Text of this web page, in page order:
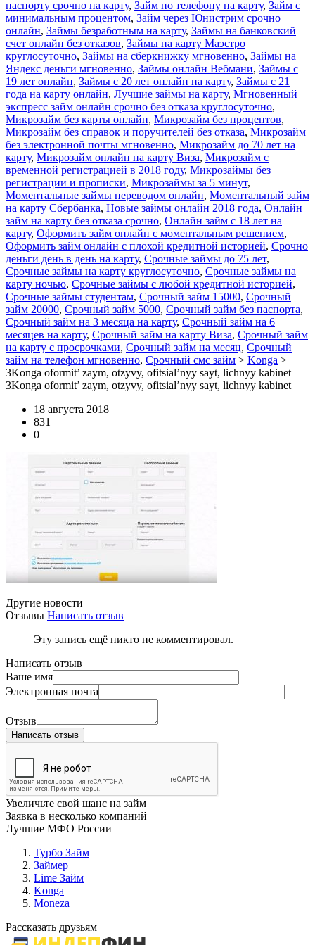
паспорту срочно на карту, Займ по телефону на карту, Займ с
минимальным процентом, Займ через Юнистрим срочно
онлайн, Займы безработным на карту, Займы на банковский
счет онлайн без отказов, Займы на карту Маэстро
круглосуточно, Займы на сберкнижку мгновенно, Займы на
Яндекс деньги мгновенно, Займы онлайн Вебмани, Займы с
19 лет онлайн, Займы с 20 лет онлайн на карту, Займы с 21
года на карту онлайн, Лучшие займы на карту, Мгновенный
экспресс займ онлайн срочно без отказа круглосуточно,
Микрозайм без карты онлайн, Микрозайм без процентов,
Микрозайм без справок и поручителей без отказа, Микрозайм
без электронной почты мгновенно, Микрозайм до 70 лет на
карту, Микрозайм онлайн на карту Виза, Микрозайм с
временной регистрацией в 2018 году, Микрозаймы без
регистрации и прописки, Микрозаймы за 5 минут,
Моментальные займы переводом онлайн, Моментальный займ
на карту Сбербанка, Новые займы онлайн 2018 года, Онлайн
займ на карту без отказа срочно, Онлайн займ с 18 лет на
карту, Оформить займ онлайн с моментальным решением,
Оформить займ онлайн с плохой кредитной историей, Срочно
деньги день в день на карту, Срочные займы до 75 лет,
Срочные займы на карту круглосуточно, Срочные займы на
карту ночью, Срочные займы с любой кредитной историей,
Срочные займы студентам, Срочный займ 15000, Срочный
займ 20000, Срочный займ 5000, Срочный займ без паспорта,
Срочный займ на 3 месяца на карту, Срочный займ на 6
месяцев на карту, Срочный займ на карту Виза, Срочный займ
на карту с просрочками, Срочный займ на месяц, Срочный
займ на телефон мгновенно, Срочный смс займ > Konga >
3Konga oformit’ zaym, otzyvy, ofitsial’nyy sayt, lichnyy kabinet
3Konga oformit’ zaym, otzyvy, ofitsial’nyy sayt, lichnyy kabinet
18 августа 2018
831
0
Другие новости
Отзывы Написать отзыв
Эту запись ещё никто не комментировал.
Написать отзыв
Ваше имя
Электронная почта
Отзыв
Написать отзыв
Увеличьте свой шанс на займ
Заявка в несколько компаний
Лучшие МФО России
Турбо Займ
Займер
Lime Займ
Konga
Moneza
Рассказать друзьям